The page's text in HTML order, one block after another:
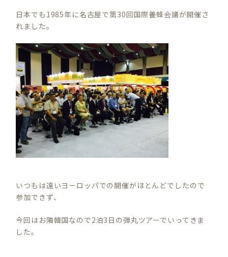
日本でも1985年に名古屋で第30回国際養蜂会議が開催さ
れました。
いつもは遠いヨーロッパでの開催がほとんどでしたので
参加できず、
今回はお隣韓国なので2泊3日の弾丸ツアーでいってきま
した。